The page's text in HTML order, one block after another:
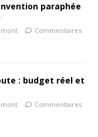
paraphée
Commentaires
: budget réel et
Commentaires